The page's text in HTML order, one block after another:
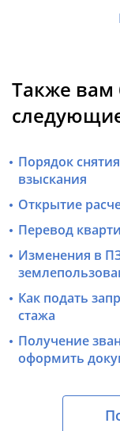
Также вам
Порядок
взыскания
Открытие
Перевод
Изменения в
Как подать
стажа
Получение
оформить